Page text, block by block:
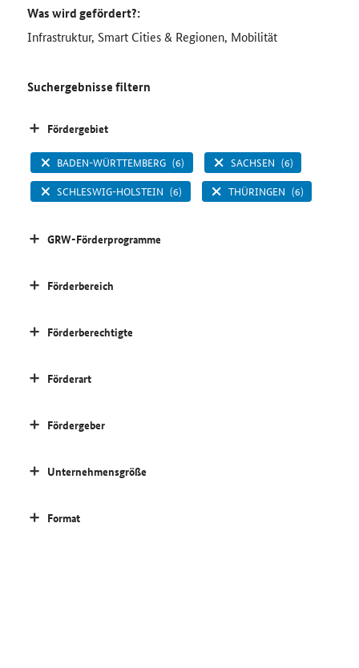
Was wird gefördert?:
Infrastruktur, Smart Cities & Regionen, Mobilität
Suchergebnisse filtern
Fördergebiet
BADEN-WÜRTTEMBERG (6) SACHSEN (6)
SCHLESWIG-HOLSTEIN (6) THÜRINGEN (6)
GRW-Förderprogramme
Förderbereich
Förderberechtigte
Förderart
Fördergeber
Unternehmensgröße
Format